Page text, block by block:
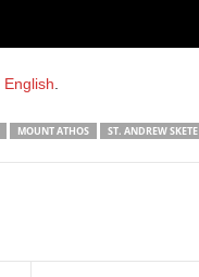
English
MOUNT ATHOS ST. ANDREW SKETE